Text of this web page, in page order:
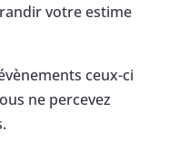
votre estime
ceux-ci
ne percevez